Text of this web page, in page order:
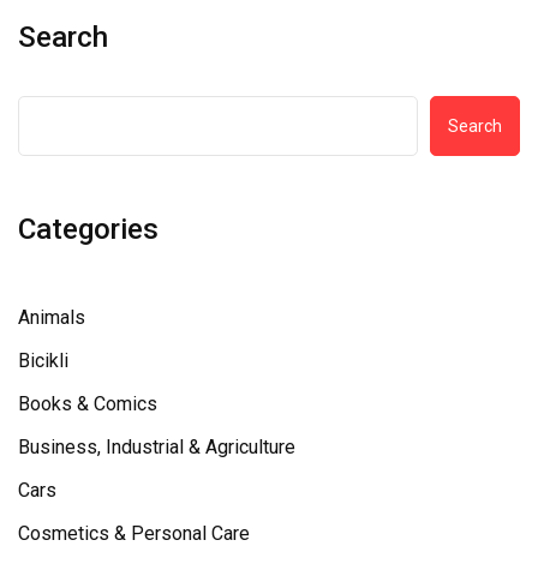
Search
Search
Categories
Animals
Bicikli
Books & Comics
Business, Industrial & Agriculture
Cars
Cosmetics & Personal Care